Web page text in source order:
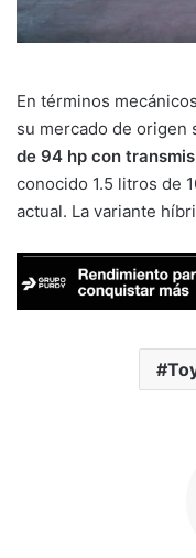
En términos
su mercado de origen
de 94 hp con
conocido 1.5 litros de
actual. La variante